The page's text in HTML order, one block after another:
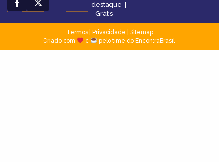
destaque |
Grátis
Termos| Privacidade
Sitemap
Criado com
e pelo time do EncontraBrasil